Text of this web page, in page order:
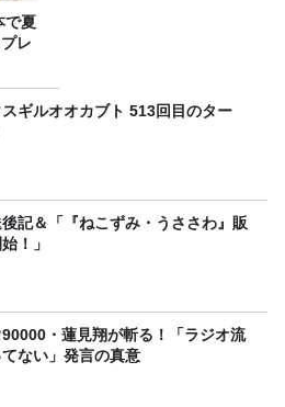
で夏
レ
スギルオオカブト 513回目のター
記＆「『ねこずみ・うささわ』販
！」
90000・蓮見翔が斬る！「ラジオ流
ない」発言の真意